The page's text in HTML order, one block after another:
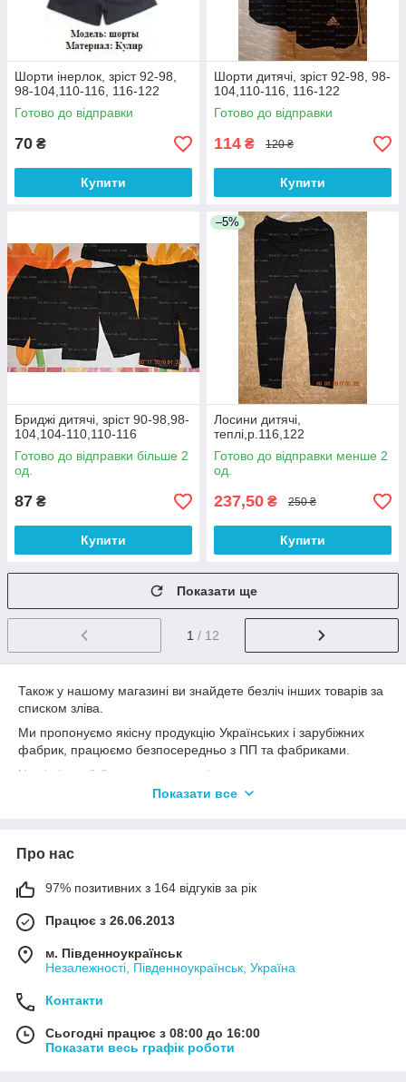
Шорти інерлок, зріст 92-98,
98-104,110-116, 116-122
Готово до відправки
70 ₴
Купити
Шорти дитячі, зріст 92-98, 98-
104,110-116, 116-122
Готово до відправки
114 ₴ 120 ₴
Купити
Бриджі дитячі, зріст 90-98,98-
104,104-110,110-116
Готово до відправки більше 2
од.
87 ₴
Купити
–5%
Лосини дитячі,
теплі,р.116,122
Готово до відправки менше 2
од.
237,50 ₴ 250 ₴
Купити
Показати ще
1 / 12
Також у нашому магазині ви знайдете безліч інших товарів за
списком зліва.
Ми пропонуємо якісну продукцію Українських і зарубіжних
фабрик, працюємо безпосередньо з ПП та фабриками.
Наші ціни в 2-3 рази дешевше від ринкових.
В основному всі товари на сайті є в наявності.
Показати все
Про нас
97% позитивних з 164 відгуків за рік
Працює з 26.06.2013
м. Південноукраїнськ
Незалежності, Південноукраїнськ, Україна
Контакти
Сьогодні працює з 08:00 до 16:00
Показати весь графік роботи